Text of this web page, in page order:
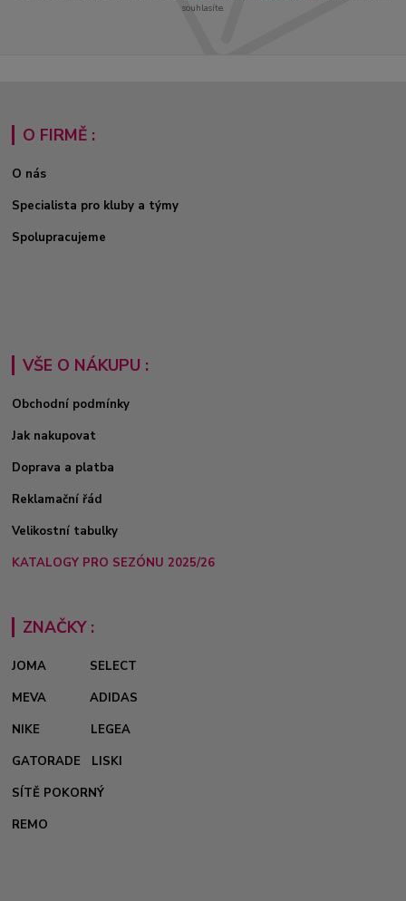
souhlasíte.
O FIRMĚ :
O nás
Specialista pro kluby a týmy
Spolupracujeme
VŠE O NÁKUPU :
Obchodní podmínky
Jak nakupovat
Doprava a platba
Reklamační řád
Velikostní tabulky
KATALOGY PRO SEZÓNU 2025/26
ZNAČKY :
JOMA
SELECT
MEVA
ADIDAS
NIKE
LEGEA
GATORADE
LISKI
SÍTĚ POKORNÝ
REMO